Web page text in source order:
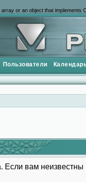
or an object that implements
Пользователи
вам